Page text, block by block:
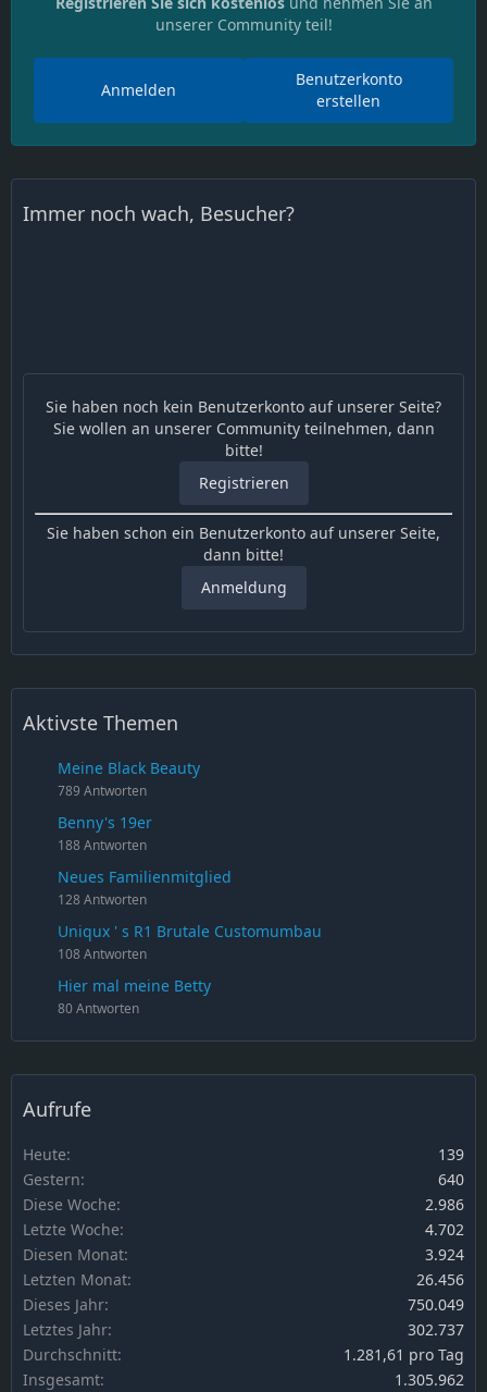
unserer Community teil!
Benutzerkonto
erstellen
Anmelden
Immer noch wach, Besucher?
Sie haben noch kein Benutzerkonto auf unserer Seite?
Sie wollen an unserer Community teilnehmen, dann
bitte!
Registrieren
Sie haben schon ein Benutzerkonto auf unserer Seite,
dann bitte!
Anmeldung
Aktivste Themen
Meine Black Beauty
789 Antworten
Benny's 19er
188 Antworten
Neues Familienmitglied
128 Antworten
Uniqux ' s R1 Brutale Customumbau
108 Antworten
Hier mal meine Betty
80 Antworten
Aufrufe
Heute
139
Gestern
640
Diese Woche
2.986
Letzte Woche
4.702
Diesen Monat
3.924
Letzten Monat
26.456
Dieses Jahr
750.049
Letztes Jahr
302.737
Durchschnitt
1.281,61 pro Tag
Insgesamt
1.305.962